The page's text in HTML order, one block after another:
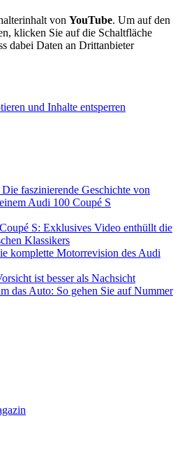
von YouTube. Um auf den
klicken Sie auf die Schaltfläche
dabei Daten an Drittanbieter
und Inhalte entsperren
faszinierende Geschichte von
Audi 100 Coupé S
S: Exklusives Video enthüllt die
Klassikers
komplette Motorrevision des Audi
ist besser als Nachsicht
das Auto: So gehen Sie auf Nummer